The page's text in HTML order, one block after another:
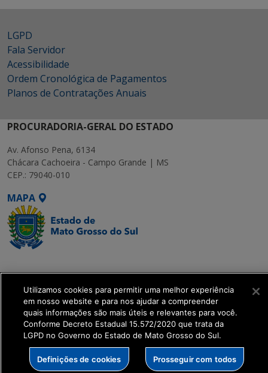
LGPD
Fala Servidor
Acessibilidade
Ordem Cronológica de Pagamentos
Planos de Contratações Anuais
PROCURADORIA-GERAL DO ESTADO
Av. Afonso Pena, 6134
Chácara Cachoeira - Campo Grande | MS
CEP.: 79040-010
MAPA
Transformação Digital
get_footer();
Utilizamos cookies para permitir uma melhor experiência
em nosso website e para nos ajudar a compreender
quais informações são mais úteis e relevantes para você.
Conforme Decreto Estadual 15.572/2020 que trata da
LGPD no Governo do Estado de Mato Grosso do Sul.
Definições de cookies Prosseguir com todos